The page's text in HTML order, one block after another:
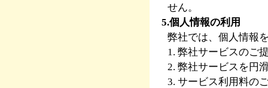
せん。
5.個人情報の利用
弊社では、個人情報
1. 弊社サービスのご
2. 弊社サービスを円
3. サービス利用料の